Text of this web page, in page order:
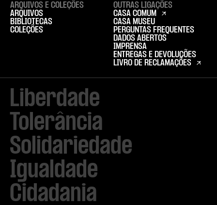
Liberdade
Tolerância
Solidariedade
Igualdade
Cidadania
ARQUIVOS E COLEÇÕES
ARQUIVOS
BIBLIOTECAS
COLEÇÕES
OUTRAS LIGAÇÕES
CASA COMUM
CASA MUSEU
PERGUNTAS FREQUENTES
DADOS ABERTOS
IMPRENSA
ENTREGAS E DEVOLUÇÕES
LIVRO DE RECLAMAÇÕES